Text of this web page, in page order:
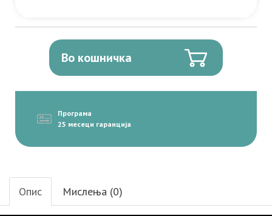
Во кошничка
Програма
25 месеци гаранција
Опис Мислења (0)